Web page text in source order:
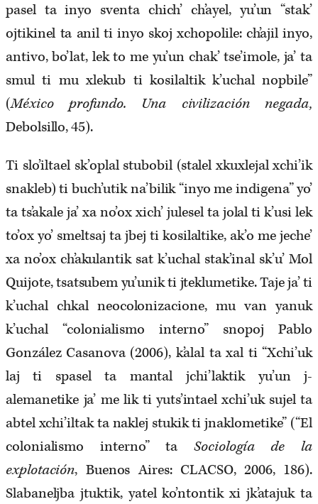
pasel ta inyo sventa chich’ ch’ayel, yu’un “stak’
ojtikinel ta anil ti inyo skoj xchopolile: ch’ajil inyo,
antivo, bo’lat, lek to me yu’un chak’ tse’imole, ja’ ta
smul ti mu xlekub ti kosilaltik k’uchal nopbile”
(México profundo.
Una civilización negada,
Debolsillo, 45).
Ti slo’iltael sk’oplal stubobil (stalel xkuxlejal xchi’ik
snakleb) ti buch’utik na’bilik “inyo me indigena” yo’
ta ts’akale ja’ xa no’ox xich’ julesel ta jolal ti k’usi lek
to’ox yo’ smeltsaj ta jbej ti kosilaltike, ak’o me jeche’
xa no’ox ch’akulantik sat k’uchal stak’inal sk’u’ Mol
Quijote, tsatsubem yu’unik ti jteklumetike. Taje ja’ ti
k’uchal chkal neocolonizacione, mu van yanuk
k’uchal “colonialismo interno” snopoj Pablo
González Casanova (2006), k’alal ta xal ti “Xchi’uk
laj ti spasel ta mantal jchi’laktik yu’un j-
alemanetike ja’ me lik ti yuts’intael xchi’uk sujel ta
abtel xchi’iltak ta naklej stukik ti jnaklometike” (“El
colonialismo interno” taSociología de la
explotación, Buenos Aires: CLACSO, 2006, 186).
Slabaneljba jtuktik, yatel ko’ntontik xi jk’atajuk ta